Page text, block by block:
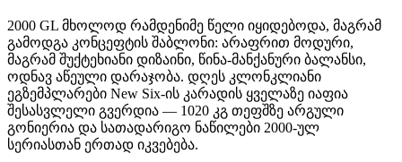
2000 GL მხოლოდ რამდენიმე წელი იყიდებოდა, მაგრამ
გამოდგა კონცეფტის შაბლონი: არაფრით მოდური,
მაგრამ შუქტეხიანი დიზაინი, წინა-მანქანური ბალანსი,
ოდნავ აწეული დარაჯობა. დღეს კლონკლიანი
ეგზემპლარები New Six-ის კარადის ყველაზე იაფია
შესასვლელი გვერდია — 1020 კგ თეფშზე არგული
გონიერია და სათადარიგო ნაწილები 2000-ულ
სერიასთან ერთად იკვებება.